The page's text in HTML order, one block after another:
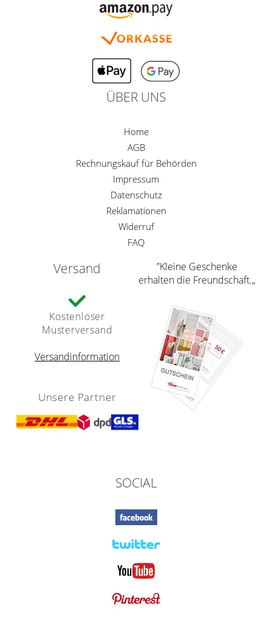
ÜBER UNS
Home
AGB
Rechnungskauf für Behörden
Impressum
Datenschutz
Reklamationen
Widerruf
FAQ
Versand
Kostenloser
Musterversand
Versandinformation
Unsere Partner
”Kleine Geschenke
erhalten die Freundschaft.„
SOCIAL